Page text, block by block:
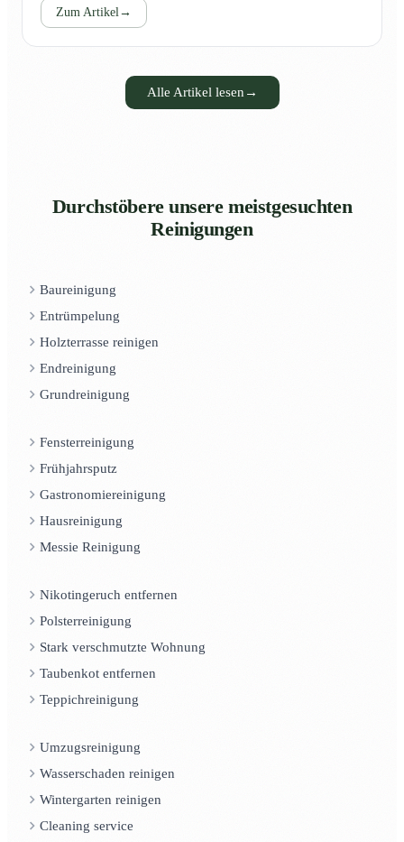
Zum Artikel →
Alle Artikel lesen →
Durchstöbere unsere meistgesuchten
Reinigungen
Baureinigung
Entrümpelung
Holzterrasse reinigen
Endreinigung
Grundreinigung
Fensterreinigung
Frühjahrsputz
Gastronomiereinigung
Hausreinigung
Messie Reinigung
Nikotingeruch entfernen
Polsterreinigung
Stark verschmutzte Wohnung
Taubenkot entfernen
Teppichreinigung
Umzugsreinigung
Wasserschaden reinigen
Wintergarten reinigen
Cleaning service